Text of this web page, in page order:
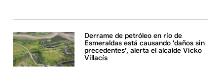
Derrame de petróleo en río de
Esmeraldas está causando 'daños sin
precedentes', alerta el alcalde Vicko
Villacís